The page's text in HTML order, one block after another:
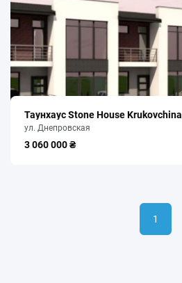
Таунхаус Stone House Krukovchina
ул. Днепровская
3 060 000 ₴
1